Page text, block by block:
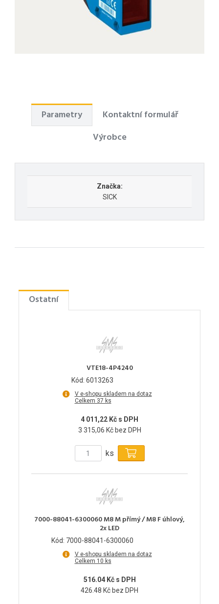
Parametry
Kontaktní formulář
Výrobce
Značka:
SICK
Ostatní
VTE18-4P4240
Kód: 6013263
V e-shopu skladem na dotaz
Celkem 37 ks
4 011,22 Kč s DPH
3 315,06 Kč bez DPH
ks
7000-88041-6300060 M8 M přímý / M8 F úhlový,
2x LED
Kód: 7000-88041-6300060
V e-shopu skladem na dotaz
Celkem 10 ks
516.04 Kč s DPH
426.48 Kč bez DPH